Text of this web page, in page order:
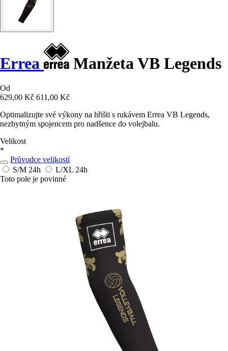
Errea Manžeta VB Legends
Od
629,00 Kč 611,00 Kč
Optimalizujte své výkony na hřišti s rukávem Errea VB Legends,
nezbytným spojencem pro nadšence do volejbalu.
Velikost
*
Průvodce velikostí
S/M 24h L/XL 24h
Toto pole je povinné